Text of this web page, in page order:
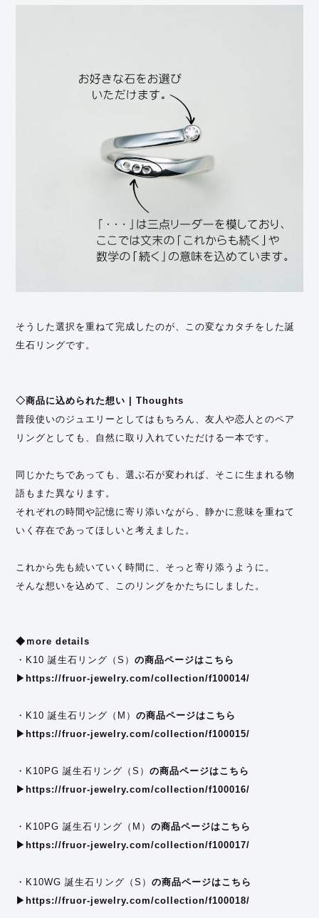
そうした選択を重ねて完成したのが、この変なカタチをした誕
生石リングです。
◇商品に込められた想い | Thoughts
普段使いのジュエリーとしてはもちろん、友人や恋人とのペア
リングとしても、自然に取り入れていただける一本です。
同じかたちであっても、選ぶ石が変われば、そこに生まれる物
語もまた異なります。
それぞれの時間や記憶に寄り添いながら、静かに意味を重ねて
いく存在であってほしいと考えました。
これから先も続いていく時間に、そっと寄り添うように。
そんな想いを込めて、このリングをかたちにしました。
◆ｍore details
・K10 誕生石リング（S）の商品ページはこちら
▶︎ https://fruor-jewelry.com/collection/f100014/
・K10 誕生石リング（M）の商品ページはこちら
▶︎ https://fruor-jewelry.com/collection/f100015/
・K10PG 誕生石リング（S）の商品ページはこちら
▶︎ https://fruor-jewelry.com/collection/f100016/
・K10PG 誕生石リング（M）の商品ページはこちら
▶︎ https://fruor-jewelry.com/collection/f100017/
・K10WG 誕生石リング（S）の商品ページはこちら
▶︎ https://fruor-jewelry.com/collection/f100018/